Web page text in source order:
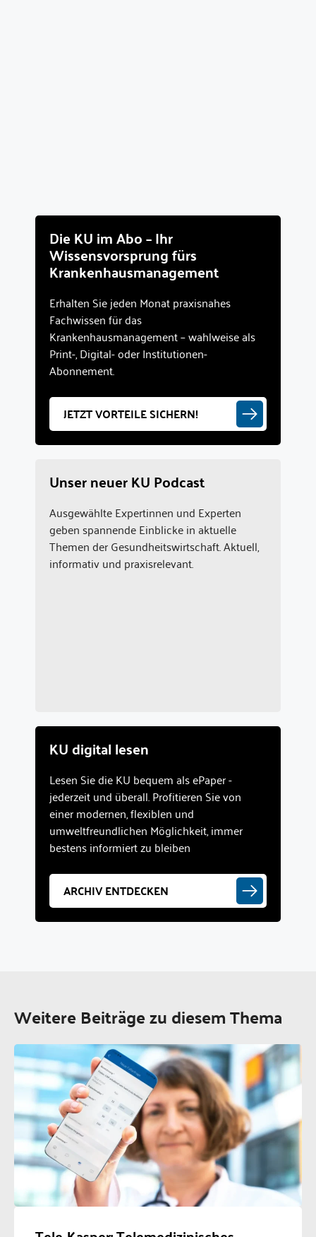
Die KU im Abo – Ihr
Wissensvorsprung fürs
Krankenhausmanagement
Erhalten Sie jeden Monat praxisnahes
Fachwissen für das
Krankenhausmanagement – wahlweise als
Print-, Digital- oder Institutionen-
Abonnement.
JETZT VORTEILE SICHERN!
Unser neuer KU Podcast
Ausgewählte Expertinnen und Experten
geben spannende Einblicke in aktuelle
Themen der Gesundheitswirtschaft. Aktuell,
informativ und praxisrelevant.
KU digital lesen
Lesen Sie die KU bequem als ePaper -
jederzeit und überall. Profitieren Sie von
einer modernen, flexiblen und
umweltfreundlichen Möglichkeit, immer
bestens informiert zu bleiben
ARCHIV ENTDECKEN
Weitere Beiträge zu diesem Thema